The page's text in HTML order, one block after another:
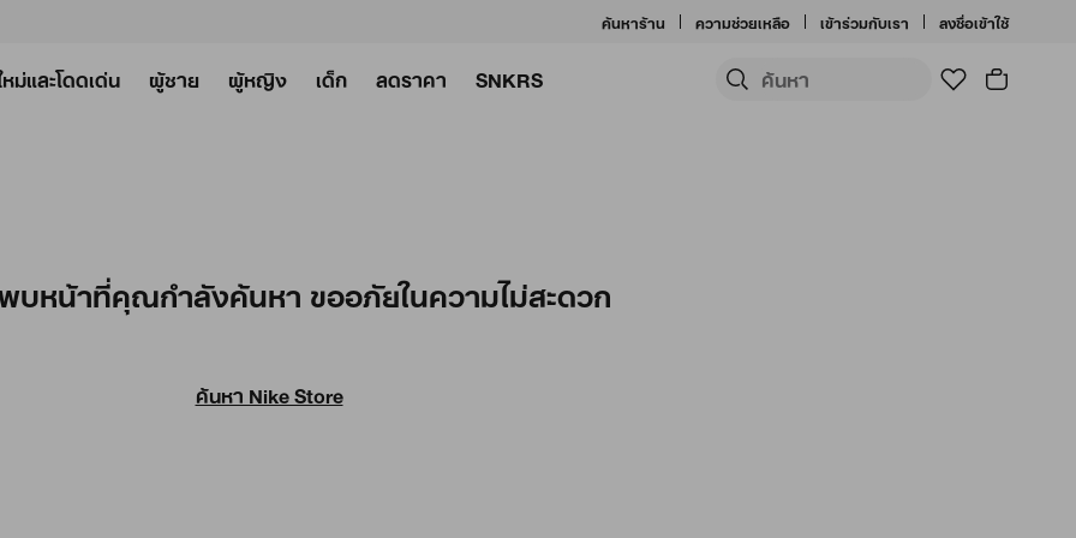
ค้นหาร้าน ความช่วยเหลือ เข้าร่วมกับเรา ลงชื่อเข้าใช้
ม่และโดดเด่น ผู้ชาย ผู้หญิง เด็ก ลดราคา SNKRS
พบหน้าที่คุณกำลังค้นหา ขออภัยในความไม่สะดวก
ค้นหา Nike Store